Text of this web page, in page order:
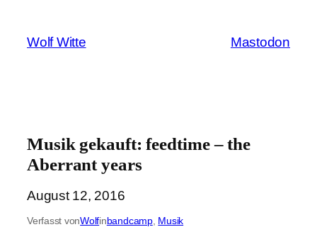
springen
Wolf Witte Mastodon
Musik gekauft: feedtime – the
Aberrant years
August 12, 2016
Verfasst vonWolfinbandcamp, Musik